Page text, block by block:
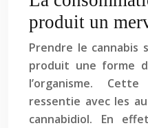
produit un
Prendre le cannabis
produit une forme
l’organisme.
ressentie avec les
cannabidiol. En